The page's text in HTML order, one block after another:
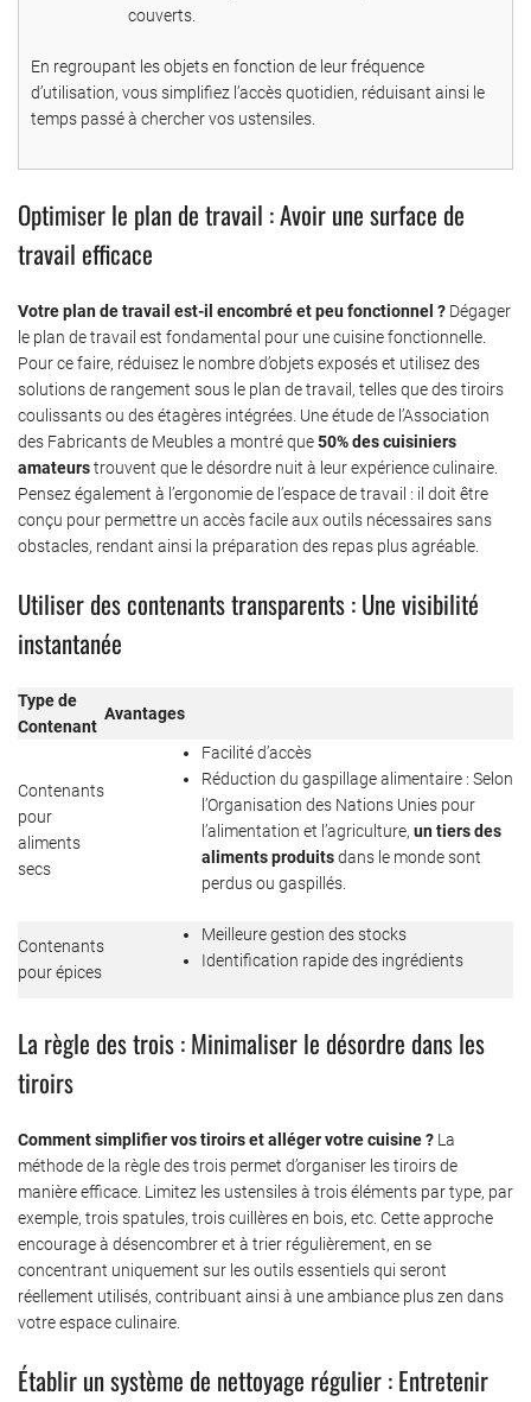
couverts.
En regroupant les objets en fonction de leur fréquence
d’utilisation, vous simplifiez l’accès quotidien, réduisant ainsi le
temps passé à chercher vos ustensiles.
Optimiser le plan de travail : Avoir une surface de
travail efficace
Votre plan de travail est-il encombré et peu fonctionnel ? Dégager
le plan de travail est fondamental pour une cuisine fonctionnelle.
Pour ce faire, réduisez le nombre d’objets exposés et utilisez des
solutions de rangement sous le plan de travail, telles que des tiroirs
coulissants ou des étagères intégrées. Une étude de l’Association
des Fabricants de Meubles a montré que50% des cuisiniers
amateurstrouvent que le désordre nuit à leur expérience culinaire.
Pensez également à l’ergonomie de l’espace de travail : il doit être
conçu pour permettre un accès facile aux outils nécessaires sans
obstacles, rendant ainsi la préparation des repas plus agréable.
Utiliser des contenants transparents : Une visibilité
instantanée
Type de
Contenant
Avantages
Contenants
pour
aliments
secs
Facilité d’accès
Réduction du gaspillage alimentaire : Selon
l’Organisation des Nations Unies pour
l’alimentation et l’agriculture, un tiers des
aliments produitsdans le monde sont
perdus ou gaspillés.
Contenants
pour épices
Meilleure gestion des stocks
Identification rapide des ingrédients
La règle des trois : Minimaliser le désordre dans les
tiroirs
Comment simplifier vos tiroirs et alléger votre cuisine ? La
méthode de la règle des trois permet d’organiser les tiroirs de
manière efficace. Limitez les ustensiles à trois éléments par type, par
exemple, trois spatules, trois cuillères en bois, etc. Cette approche
encourage à désencombrer et à trier régulièrement, en se
concentrant uniquement sur les outils essentiels qui seront
réellement utilisés, contribuant ainsi à une ambiance plus zen dans
votre espace culinaire.
Établir un système de nettoyage régulier : Entretenir